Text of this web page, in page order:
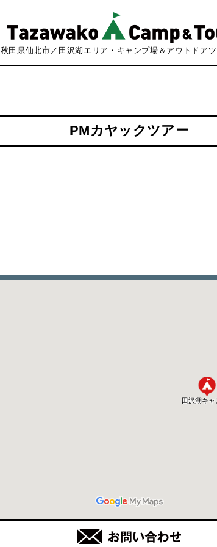
秋田県仙北市／田沢湖エリア・キャンプ場＆アウトドア
PMカヤックツアー